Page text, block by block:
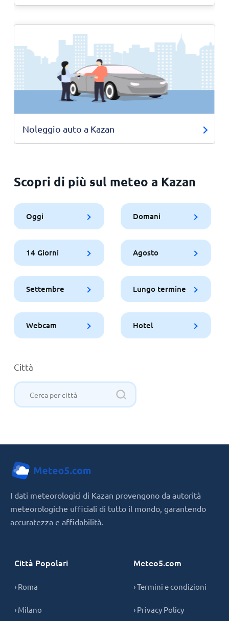
Noleggio auto a Kazan
Scopri di più sul meteo a Kazan
Oggi Domani
14 Giorni Agosto
Settembre Lungo termine
Webcam Hotel
Città
I dati meteorologici di Kazan provengono da autorità
meteorologiche ufficiali di tutto il mondo, garantendo
accuratezza e affidabilità.
Città Popolari
› Roma
› Milano
Meteo5.com
› Termini e condizioni
› Privacy Policy